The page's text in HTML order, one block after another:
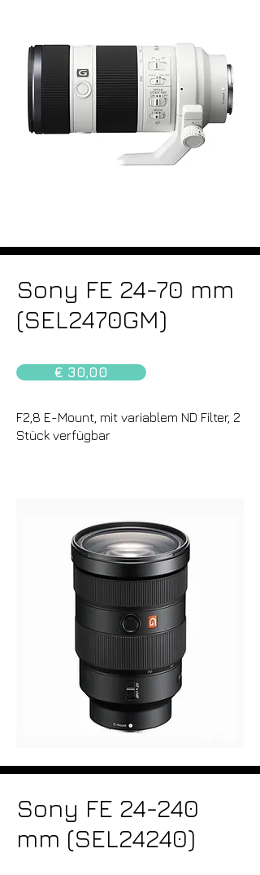
Sony FE 24-70 mm
(SEL2470GM)
€ 30,00
F2,8 E-Mount, mit variablem ND Filter, 2
Stück verfügbar
Sony FE 24-240
mm (SEL24240)